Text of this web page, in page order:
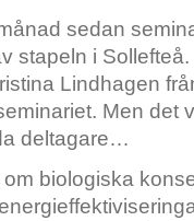
sedan
stapeln i
Lindhagen
Men det
deltagare…
biologiska